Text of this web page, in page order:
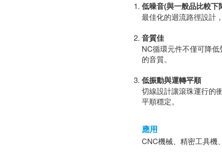
低噪音(與一般品比較下
最佳化的迴流路徑設計
音質佳
NC循環元件不僅可降
的音質。
低振動與運轉平順
切線設計讓滾珠運行的
平順穩定。
應用
CNC機械、精密工具機